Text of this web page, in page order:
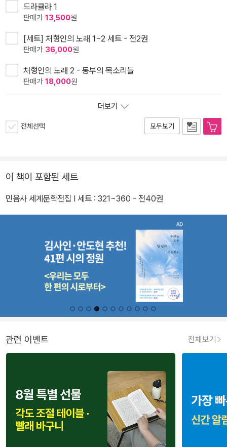
드라큘라 1
판매가 13,500원
[세트] 처형인의 노래 1~2 세트 - 전2권
판매가 36,000원
처형인의 노래 2 - 동부의 목소리들
판매가 18,000원
더보기
전체선택 모두보기
이 책이 포함된 세트
민음사 세계문학전집 I 세트 : 321~360 - 전40권
관련 이벤트 전체보기